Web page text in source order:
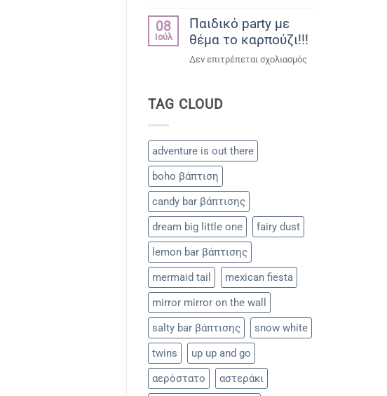
του
08
Ιούλ
Παιδικό party με
θέμα το καρπούζι!!!
Δεν επιτρέπεται σχολιασμόςστο
TAG CLOUD
adventure is out there
boho βάπτιση
candy bar βάπτισης
dream big little one
fairy dust
lemon bar βάπτισης
mermaid tail
mexican fiesta
mirror mirror on the wall
salty bar βάπτισης
snow white
twins
up up and go
αερόστατο
αστεράκι